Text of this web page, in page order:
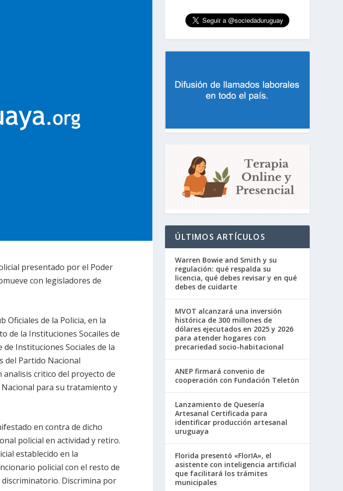
presentado por el Poder
con legisladores de
Oficiales de la Policia, en la
de la Instituciones Socailes de
de Instituciones Sociales de la
del Partido Nacional
critico del proyecto de
para su tratamiento y
en contra de dicho
policial en actividad y retiro.
establecido en la
policial con el resto de
Discrimina por
ÚLTIMOS ARTÍCULOS
Warren Bowie and Smith y su
regulación: qué respalda su
licencia, qué debes revisar y en qué
debes de cuidarte
MVOT alcanzará una inversión
histórica de 300 millones de
dólares ejecutados en 2025 y 2026
para atender hogares con
precariedad socio-habitacional
ANEP firmará convenio de
cooperación con Fundación Teletón
Lanzamiento de Quesería
Artesanal Certificada para
identificar producción artesanal
uruguaya
Florida presentó «FlorIA», el
asistente con inteligencia artificial
que facilitará los trámites
municipales